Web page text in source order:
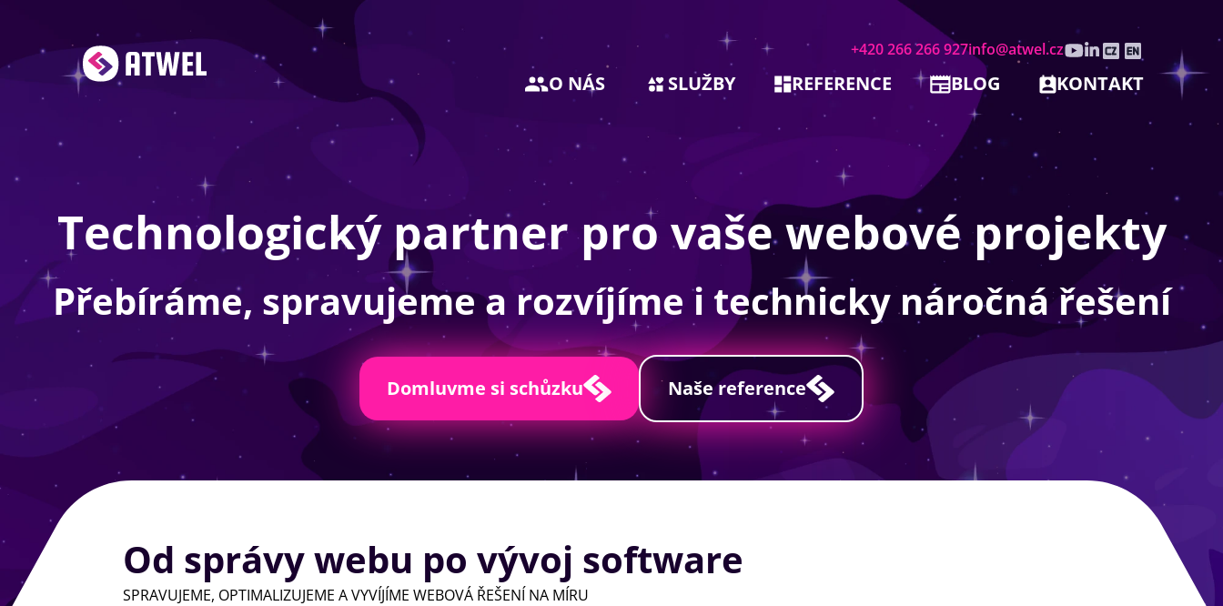
+420 266 266 927info@atwel.cz
O NÁS SLUŽBY REFERENCE BLOG KONTAKT
Technologický partner pro vaše webové projekty
Přebíráme, spravujeme a rozvíjíme i technicky náročná řešení
Domluvme si schůzku Naše reference
Od správy webu po vývoj software
SPRAVUJEME, OPTIMALIZUJEME A VYVÍJÍME WEBOVÁ ŘEŠENÍ NA MÍRU